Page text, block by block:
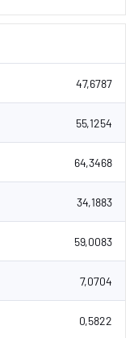
47,6787
55,1254
64,3468
34,1883
59,0083
7,0704
0,5822